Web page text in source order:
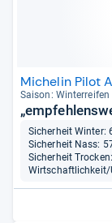
Michelin Pilot
Sai­son: Win­ter­rei­fen
Sicherheit Winter:
Sicherheit Nass:
Sicherheit
Wirtschaftlichkeit/